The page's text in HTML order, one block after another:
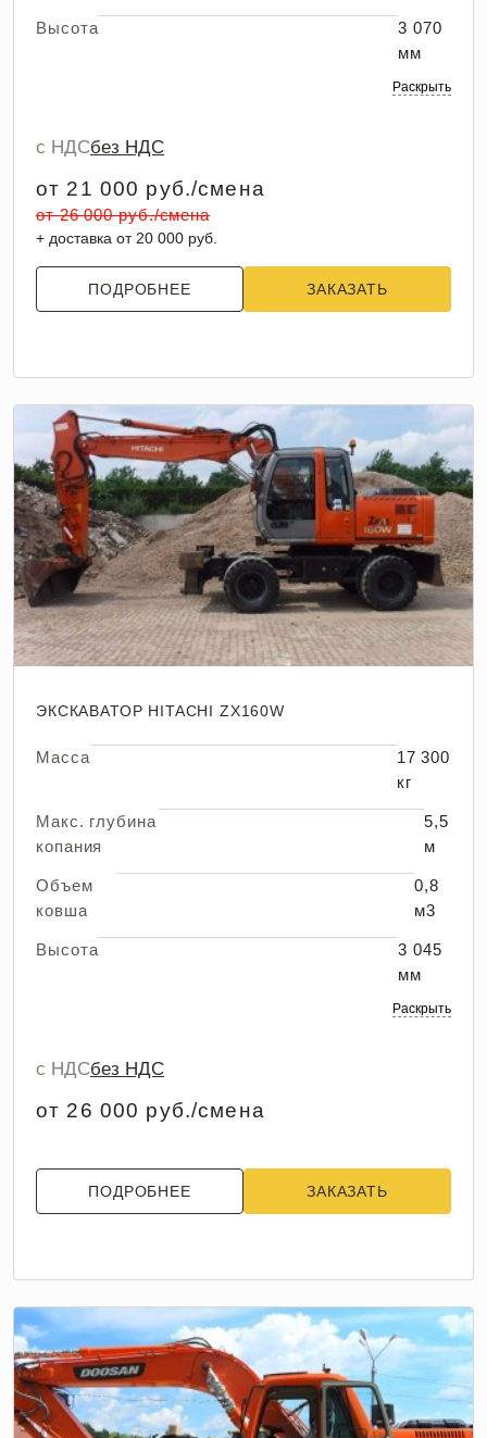
Высота
3 070
мм
Раскрыть
с НДСбез НДС
от 21 000 руб./смена
от 26 000 руб./смена
+ доставка от 20 000 руб.
ПОДРОБНЕЕ ЗАКАЗАТЬ
ЭКСКАВАТОР HITACHI ZX160W
Масса
17 300
кг
Макс. глубина
копания
5,5
м
Объем
ковша
0,8
м3
Высота
3 045
мм
Раскрыть
с НДСбез НДС
от 26 000 руб./смена
ПОДРОБНЕЕ ЗАКАЗАТЬ